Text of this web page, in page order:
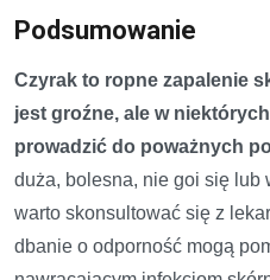
Podsumowanie
Czyrak to ropne zapalenie
jest groźne, ale w
prowadzić do poważnych
duża, bolesna, nie goi się lub
warto skonsultować się z
dbanie o odporność mogą